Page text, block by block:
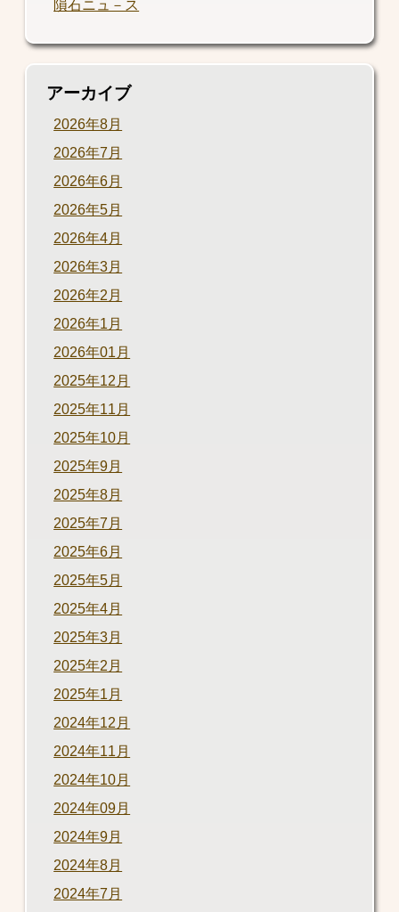
隕石ニュ－ス
アーカイブ
2026年8月
2026年7月
2026年6月
2026年5月
2026年4月
2026年3月
2026年2月
2026年1月
2026年01月
2025年12月
2025年11月
2025年10月
2025年9月
2025年8月
2025年7月
2025年6月
2025年5月
2025年4月
2025年3月
2025年2月
2025年1月
2024年12月
2024年11月
2024年10月
2024年09月
2024年9月
2024年8月
2024年7月